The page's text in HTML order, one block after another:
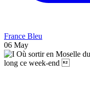
France Bleu
06 May